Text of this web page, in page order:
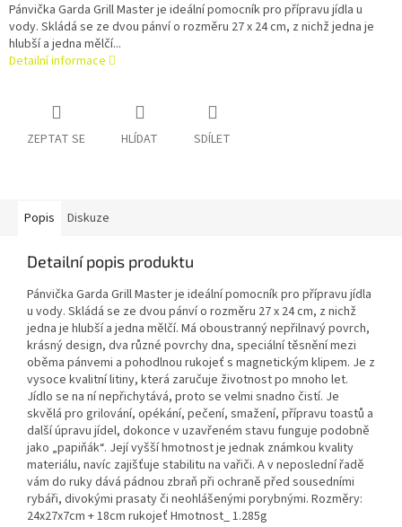
Pánvička Garda Grill Master je ideální pomocník pro přípravu jídla u
vody. Skládá se ze dvou pánví o rozměru 27 x 24 cm, z nichž jedna je
hlubší a jedna mělčí...
Detailní informace
ZEPTAT SE HLÍDAT SDÍLET
Popis Diskuze
Detailní popis produktu
Pánvička Garda Grill Master je ideální pomocník pro přípravu jídla
u vody. Skládá se ze dvou pánví o rozměru 27 x 24 cm, z nichž
jedna je hlubší a jedna mělčí. Má oboustranný nepřilnavý povrch,
krásný design, dva různé povrchy dna, speciální těsnění mezi
oběma pánvemi a pohodlnou rukojeť s magnetickým klipem. Je z
vysoce kvalitní litiny, která zaručuje životnost po mnoho let.
Jídlo se na ní nepřichytává, proto se velmi snadno čistí. Je
skvělá pro grilování, opékání, pečení, smažení, přípravu toastů a
další úpravu jídel, dokonce v uzavřeném stavu funguje podobně
jako „papiňák“. Její vyšší hmotnost je jednak známkou kvality
materiálu, navíc zajišťuje stabilitu na vařiči. A v neposlední řadě
vám do ruky dává pádnou zbraň při ochraně před sousedními
rybáři, divokými prasaty či neohlášenými porybnými. Rozměry:
24x27x7cm + 18cm rukojeť Hmotnost_ 1.285g